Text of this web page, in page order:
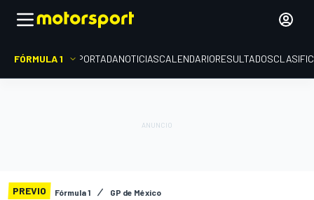
FÓRMULA 1 PORTADANOTICIASCALENDARIORESULTADOS
PREVIO Fórmula 1 GP de México